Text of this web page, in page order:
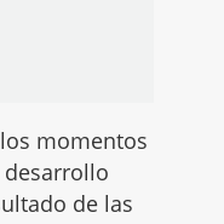
momentos
desarrollo
de las